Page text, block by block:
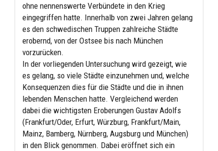
ohne nennenswerte Verbündete in den Krieg
eingegriffen hatte. Innerhalb von zwei Jahren gelang
es den schwedischen Truppen zahlreiche Städte
erobernd, von der Ostsee bis nach München
vorzurücken.
In der vorliegenden Untersuchung wird gezeigt, wie
es gelang, so viele Städte einzunehmen und, welche
Konsequenzen dies für die Städte und die in ihnen
lebenden Menschen hatte. Vergleichend werden
dabei die wichtigsten Eroberungen Gustav Adolfs
(Frankfurt/Oder, Erfurt, Würzburg, Frankfurt/Main,
Mainz, Bamberg, Nürnberg, Augsburg und München)
in den Blick genommen. Dabei eröffnet sich ein